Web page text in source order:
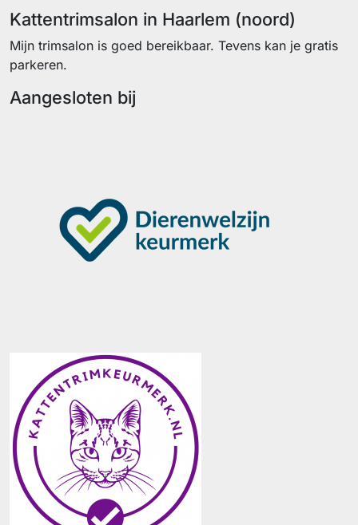
Kattentrimsalon in Haarlem (noord)
Mijn trimsalon is goed bereikbaar. Tevens kan je gratis
parkeren.
Aangesloten bij